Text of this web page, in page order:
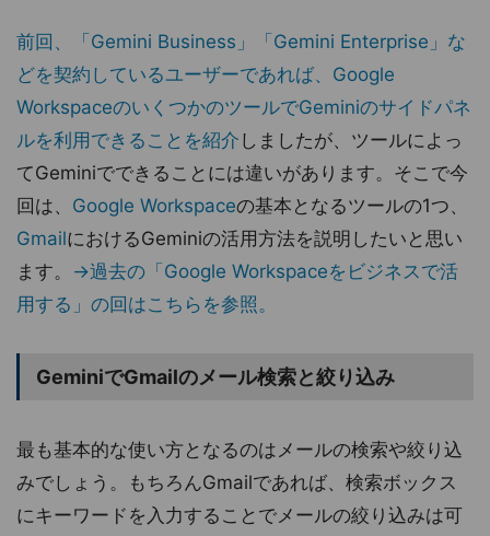
前回、「Gemini Business」「Gemini Enterprise」な
どを契約しているユーザーであれば、Google
WorkspaceのいくつかのツールでGeminiのサイドパネ
ルを利用できることを紹介 しましたが、ツールによっ
てGeminiでできることには違いがあります。そこで今
回は、 Google Workspaceの基本となるツールの1つ、
GmailにおけるGeminiの活用方法を説明したいと思い
ます。 →過去の「Google Workspaceをビジネスで活
用する」の回はこちらを参照。
GeminiでGmailのメール検索と絞り込み
最も基本的な使い方となるのはメールの検索や絞り込
みでしょう。もちろんGmailであれば、検索ボックス
にキーワードを入力することでメールの絞り込みは可